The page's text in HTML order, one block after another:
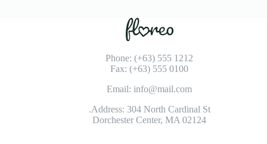
Phone: (+63) 555 1212
Fax: (+63) 555 0100
Email: info@mail.com
Address: 304 North Cardinal St.
Dorchester Center, MA 02124